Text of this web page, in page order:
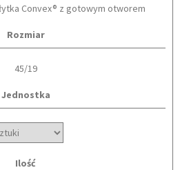
Convex® z gotowym otworem
Rozmiar
45/19
Jednostka
Ilość